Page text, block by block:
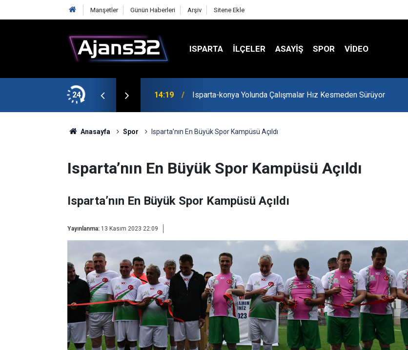
Manşetler Günün Haberleri Arşiv Sitene Ekle
ISPARTA İLÇELER ASAYİŞ SPOR VIDEO
24 14:19 Isparta-konya Yolunda Çalışmalar Hız Kesmeden Sürüyor
Anasayfa Spor Isparta’nın En Büyük Spor Kampüsü Açıldı
Isparta’nın En Büyük Spor Kampüsü Açıldı
Isparta’nın En Büyük Spor Kampüsü Açıldı
Yayınlanma: 13 Kasım 2023 22:09